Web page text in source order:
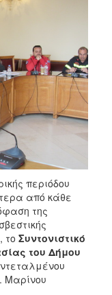
περιόδου
από κάθε
της
το Συντονιστικό
του Δήμου
Μαρίνου